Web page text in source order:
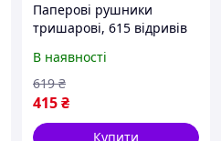
Паперові рушники
тришарові, 615 відривів
(1208923)
В наявності
415₴
619 ₴
Купити